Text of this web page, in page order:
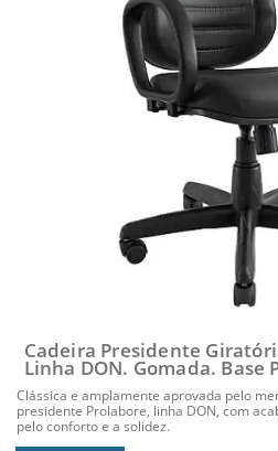
Cadeira Presidente
Linha DON. Gomada. Base
Clássica e amplamente aprovada pelo
presidente Prolabore, linha DON, com
pelo conforto e a solidez.